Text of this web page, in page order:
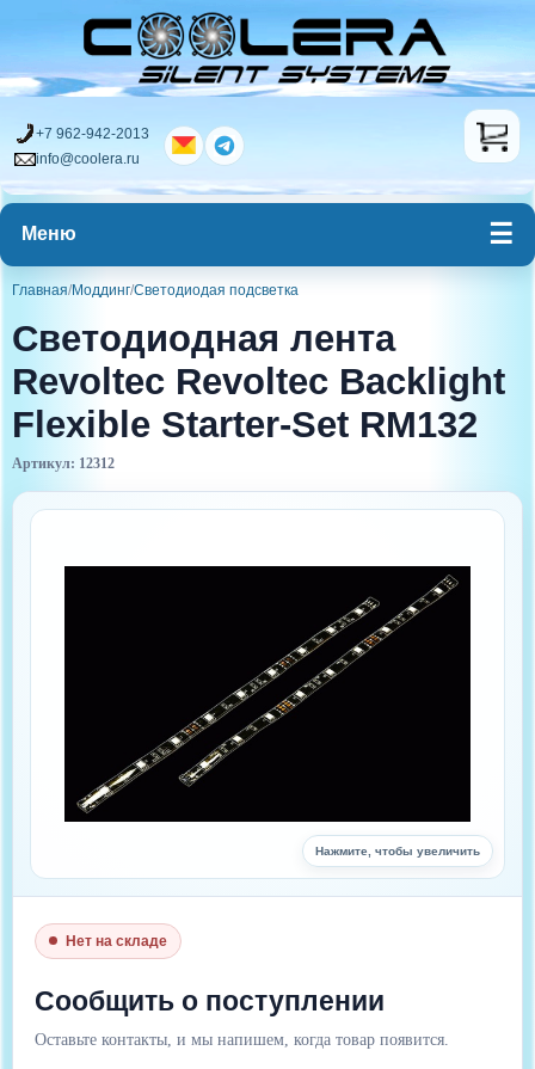
+7 962-942-2013
info@coolera.ru
Меню
Главная/Моддинг/Светодиодая подсветка
Светодиодная лента
Revoltec Revoltec Backlight
Flexible Starter-Set RM132
Артикул: 12312
Нажмите, чтобы увеличить
Нет на складе
Сообщить о поступлении
Оставьте контакты, и мы напишем, когда товар появится.